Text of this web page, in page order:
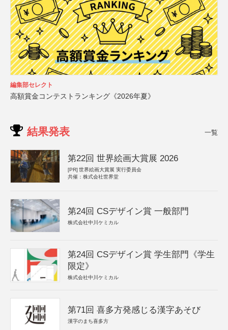
編集部セレクト
高額賞金コンテストランキング《2026年夏》
結果発表 一覧
第22回 世界絵画大賞展 2026
[PR] 世界絵画大賞展 実行委員会
共催：株式会社世界堂
第24回 CSデザイン賞 一般部門
株式会社中川ケミカル
第24回 CSデザイン賞 学生部門《学生
限定》
株式会社中川ケミカル
第71回 喜多方発感じる漢字あそび
漢字のまち喜多方